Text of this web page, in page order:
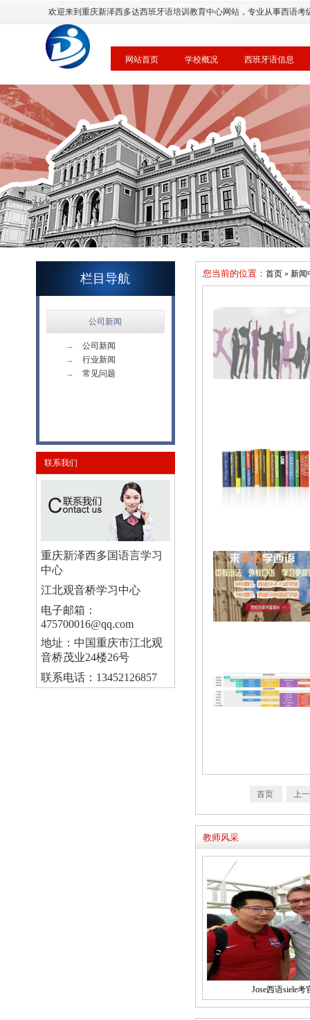
欢迎来到重庆新泽西多达西班牙语培训教育中心网站，专业从事西语考
网站首页 学校概况 西班牙语信息
栏目导航
公司新闻
→
公司新闻
→
行业新闻
→
常见问题
联系我们
重庆新泽西多国语言学习
中心
江北观音桥学习中心
电子邮箱：
475700016@qq.com
地址：中国重庆市江北观
音桥茂业24楼26号
联系电话：13452126857
您当前的位置： 首页» 新闻
首页 上
教师风采
Jose西语siele考